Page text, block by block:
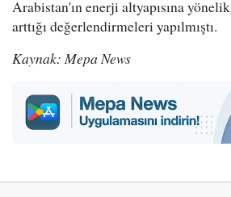
Arabistan'ın enerji altyapısına
arttığı değerlendirmeleri yapılmıştı.
Kaynak: Mepa News